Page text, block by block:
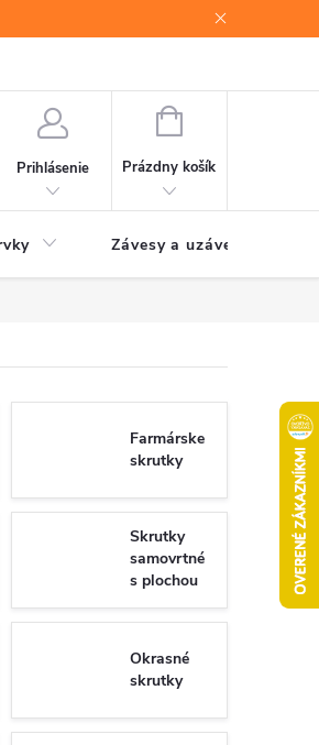
Prihlásenie
NÁKUPNÝ
Prázdny košík
Závesy a uzávery brán
Farmárske
skrutky
Skrutky
samovrtné
s plochou
hlavou -
univerzálne
Okrasné
skrutky